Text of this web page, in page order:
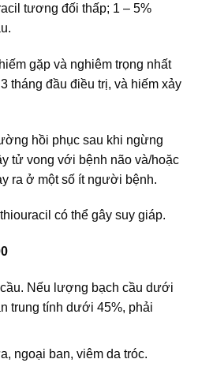
tương đối thấp; 1 – 5%
gặp và nghiêm trọng nhất
tháng đầu điều trị, và hiếm xảy
hồi phục sau khi ngừng
tử vong với bệnh não và/hoặc
ra ở một số ít người bệnh.
có thể gây suy giáp.
Nếu lượng bạch cầu dưới
trung tính dưới 45%, phải
ngoại ban, viêm da tróc.